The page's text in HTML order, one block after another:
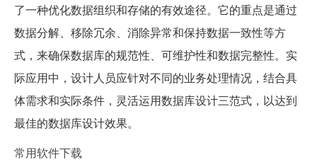
了一种优化数据组织和存储的有效途径。它的重点是通过
数据分解、移除冗余、消除异常和保持数据一致性等方
式，来确保数据库的规范性、可维护性和数据完整性。实
际应用中，设计人员应针对不同的业务处理情况，结合具
体需求和实际条件，灵活运用数据库设计三范式，以达到
最佳的数据库设计效果。
常用软件下载